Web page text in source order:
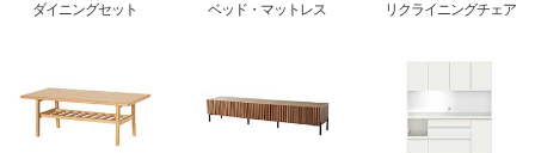
ダイニングセット ベッド・マットレス リクライニングチェア